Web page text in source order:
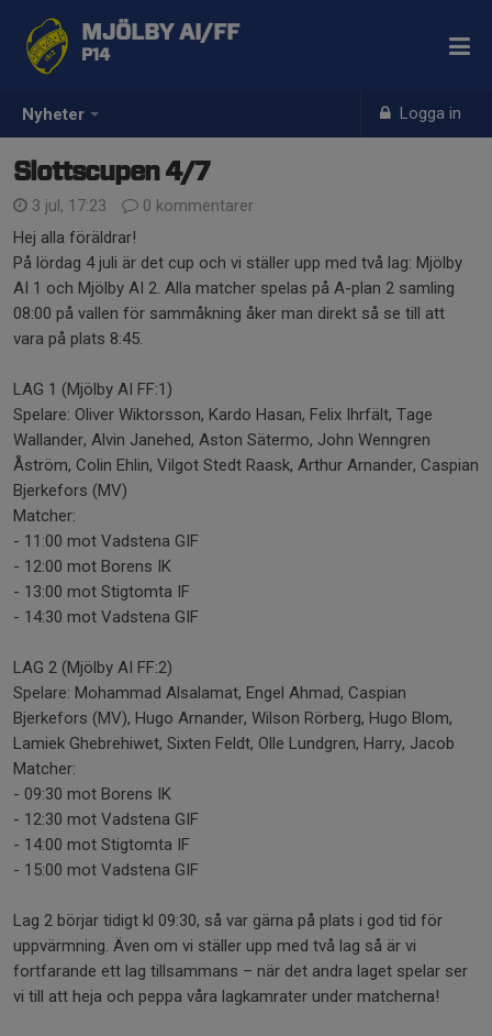
Nyheter Logga in
MJÖLBY AI/FF
P14
Slottscupen 4/7
3 jul, 17:23
0 kommentarer
Hej alla föräldrar!
På lördag 4 juli är det cup och vi ställer upp med två lag: Mjölby
AI 1 och Mjölby AI 2. Alla matcher spelas på A-plan 2 samling
08:00 på vallen för sammåkning åker man direkt så se till att
vara på plats 8:45.
LAG 1 (Mjölby AI FF:1)
Spelare: Oliver Wiktorsson, Kardo Hasan, Felix Ihrfält, Tage
Wallander, Alvin Janehed, Aston Sätermo, John Wenngren
Åström, Colin Ehlin, Vilgot Stedt Raask, Arthur Arnander, Caspian
Bjerkefors (MV)
Matcher:
- 11:00 mot Vadstena GIF
- 12:00 mot Borens IK
- 13:00 mot Stigtomta IF
- 14:30 mot Vadstena GIF
LAG 2 (Mjölby AI FF:2)
Spelare: Mohammad Alsalamat, Engel Ahmad, Caspian
Bjerkefors (MV), Hugo Arnander, Wilson Rörberg, Hugo Blom,
Lamiek Ghebrehiwet, Sixten Feldt, Olle Lundgren, Harry, Jacob
Matcher:
- 09:30 mot Borens IK
- 12:30 mot Vadstena GIF
- 14:00 mot Stigtomta IF
- 15:00 mot Vadstena GIF
Lag 2 börjar tidigt kl 09:30, så var gärna på plats i god tid för
uppvärmning. Även om vi ställer upp med två lag så är vi
fortfarande ett lag tillsammans – när det andra laget spelar ser
vi till att heja och peppa våra lagkamrater under matcherna!